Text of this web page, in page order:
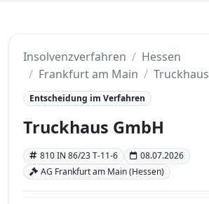
Insolvenzverfahren
Hessen
Frankfurt am Main
Entscheidung im Verfahren
Truckhaus GmbH
810 IN 86/23 T-11-6
08.07.2026
AG Frankfurt am Main (Hessen)